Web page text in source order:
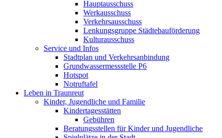
Hauptausschuss
Werkausschuss
Verkehrsausschuss
Lenkungsgruppe Städtebauförderung
Kulturausschuss
Service und Infos
Stadtplan und Verkehrsanbindung
Grundwassermessstelle P6
Hotspot
Notruftafel
Leben in Traunreut
Kinder, Jugendliche und Familie
Kindertagesstätten
Gebühren
Beratungsstellen für Kinder und Jugendliche